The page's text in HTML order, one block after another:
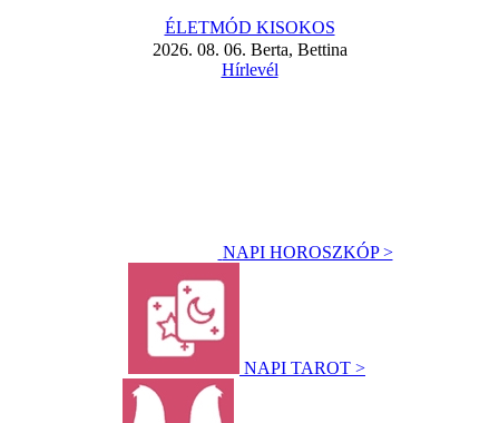
ÉLETMÓD KISOKOS
2026. 08. 06. Berta, Bettina
Hírlevél
NAPI HOROSZKÓP >
NAPI TAROT >